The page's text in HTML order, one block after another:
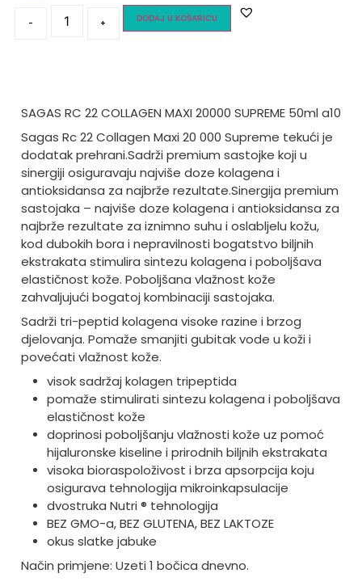
- + DODAJ U KOŠARICU
SAGAS RC 22 COLLAGEN MAXI 20000 SUPREME 50ml a10
Sagas Rc 22 Collagen Maxi 20 000 Supreme tekući je
dodatak prehrani.Sadrži premium sastojke koji u
sinergiji osiguravaju najviše doze kolagena i
antioksidansa za najbrže rezultate.Sinergija premium
sastojaka – najviše doze kolagena i antioksidansa za
najbrže rezultate za iznimno suhu i oslabljelu kožu,
kod dubokih bora i nepravilnosti bogatstvo biljnih
ekstrakata stimulira sintezu kolagena i poboljšava
elastičnost kože. Poboljšana vlažnost kože
zahvaljujući bogatoj kombinaciji sastojaka.
Sadrži tri-peptid kolagena visoke razine i brzog
djelovanja. Pomaže smanjiti gubitak vode u koži i
povećati vlažnost kože.
visok sadržaj kolagen tripeptida
pomaže stimulirati sintezu kolagena i poboljšava
elastičnost kože
doprinosi poboljšanju vlažnosti kože uz pomoć
hijaluronske kiseline i prirodnih biljnih ekstrakata
visoka bioraspoloživost i brza apsorpcija koju
osigurava tehnologija mikroinkapsulacije
dvostruka Nutri ® tehnologija
BEZ GMO-a, BEZ GLUTENA, BEZ LAKTOZE
okus slatke jabuke
Način primjene: Uzeti 1 bočica dnevno.